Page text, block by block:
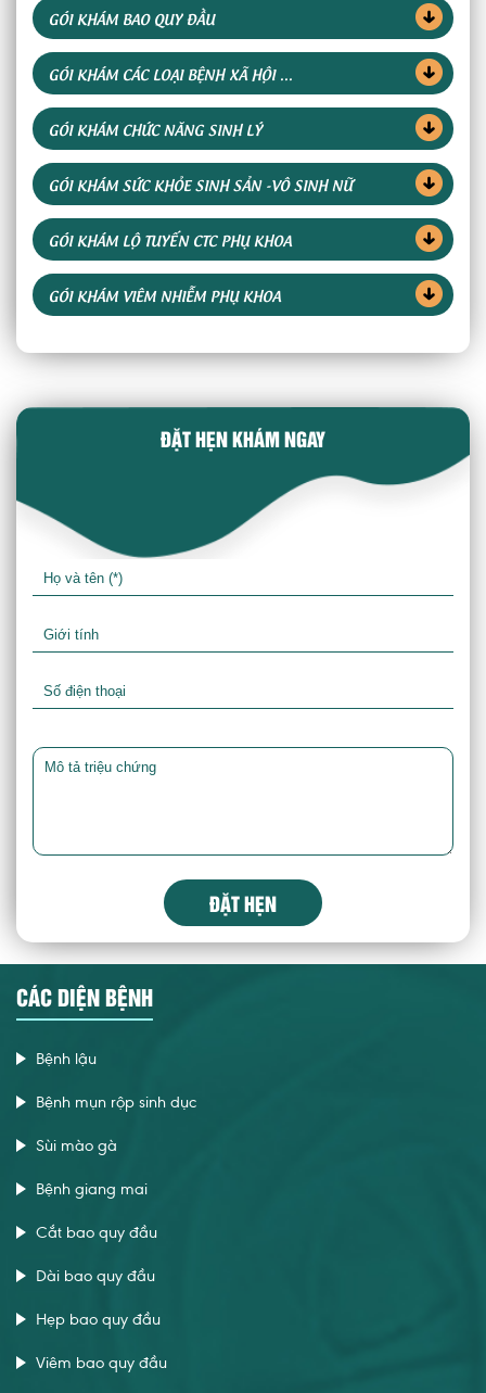
GÓI KHÁM BAO QUY ĐẦU
GÓI KHÁM CÁC LOẠI BỆNH XÃ HỘI ...
GÓI KHÁM CHỨC NĂNG SINH LÝ
GÓI KHÁM SỨC KHỎE SINH SẢN -VÔ SINH NỮ
GÓI KHÁM LỘ TUYẾN CTC PHỤ KHOA
GÓI KHÁM VIÊM NHIỄM PHỤ KHOA
ĐẶT HẸN KHÁM NGAY
ĐẶT HẸN
CÁC DIỆN BỆNH
Bệnh lậu
Bệnh mụn rộp sinh dục
Sùi mào gà
Bệnh giang mai
Cắt bao quy đầu
Dài bao quy đầu
Hẹp bao quy đầu
Viêm bao quy đầu